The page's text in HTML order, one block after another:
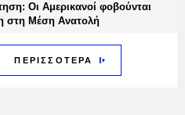
Οι Αμερικανοί φοβούνται
στη Μέση Ανατολή
ΠΕΡΙΣΣΟΤΕΡΑ